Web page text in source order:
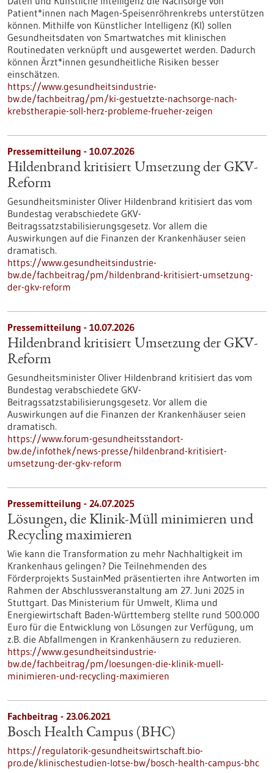
Patient*innen nach Magen-Speisenröhrenkrebs unterstützen
können. Mithilfe von Künstlicher Intelligenz (KI) sollen
Gesundheitsdaten von Smartwatches mit klinischen
Routinedaten verknüpft und ausgewertet werden. Dadurch
können Ärzt*innen gesundheitliche Risiken besser
einschätzen.
https://www.gesundheitsindustrie-
bw.de/fachbeitrag/pm/ki-gestuetzte-nachsorge-nach-
krebstherapie-soll-herz-probleme-frueher-zeigen
Pressemitteilung - 10.07.2026
Hildenbrand kritisiert Umsetzung der GKV-
Reform
Gesundheitsminister Oliver Hildenbrand kritisiert das vom
Bundestag verabschiedete GKV-
Beitragssatzstabilisierungsgesetz. Vor allem die
Auswirkungen auf die Finanzen der Krankenhäuser seien
dramatisch.
https://www.gesundheitsindustrie-
bw.de/fachbeitrag/pm/hildenbrand-kritisiert-umsetzung-
der-gkv-reform
Pressemitteilung - 10.07.2026
Hildenbrand kritisiert Umsetzung der GKV-
Reform
Gesundheitsminister Oliver Hildenbrand kritisiert das vom
Bundestag verabschiedete GKV-
Beitragssatzstabilisierungsgesetz. Vor allem die
Auswirkungen auf die Finanzen der Krankenhäuser seien
dramatisch.
https://www.forum-gesundheitsstandort-
bw.de/infothek/news-presse/hildenbrand-kritisiert-
umsetzung-der-gkv-reform
Pressemitteilung - 24.07.2025
Lösungen, die Klinik-Müll minimieren und
Recycling maximieren
Wie kann die Transformation zu mehr Nachhaltigkeit im
Krankenhaus gelingen? Die Teilnehmenden des
Förderprojekts SustainMed präsentierten ihre Antworten im
Rahmen der Abschlussveranstaltung am 27. Juni 2025 in
Stuttgart. Das Ministerium für Umwelt, Klima und
Energiewirtschaft Baden-Württemberg stellte rund 500.000
Euro für die Entwicklung von Lösungen zur Verfügung, um
z.B. die Abfallmengen in Krankenhäusern zu reduzieren.
https://www.gesundheitsindustrie-
bw.de/fachbeitrag/pm/loesungen-die-klinik-muell-
minimieren-und-recycling-maximieren
Fachbeitrag - 23.06.2021
Bosch Health Campus (BHC)
https://regulatorik-gesundheitswirtschaft.bio-
pro.de/klinischestudien-lotse-bw/bosch-health-campus-bhc